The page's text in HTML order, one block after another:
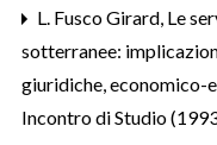
L. Fusco Girard, Le
sotterranee:
giuridiche, economico-
Incontro di Studio